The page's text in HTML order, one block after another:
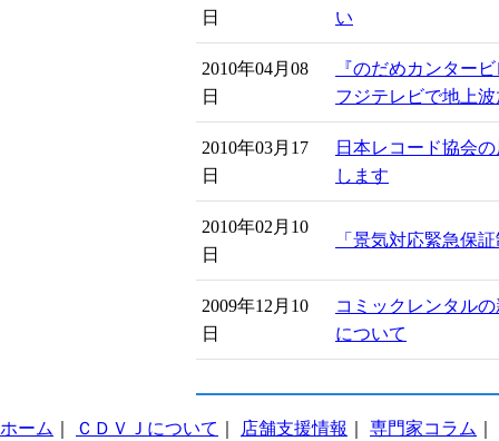
日
い
2010年04月08
日
『のだめカンター
フジテレビで地上
2010年03月17
日
日本レコード協会
します
2010年02月10
日
「景気対応緊急保
2009年12月10
日
コミックレンタル
について
ホーム ＣＤＶＪについて 店舗支援情報 専門家コラム